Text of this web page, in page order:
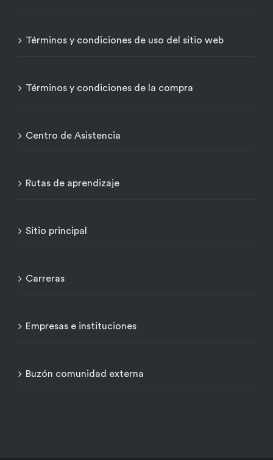
Términos y condiciones de uso del sitio web
Términos y condiciones de la compra
Centro de Asistencia
Rutas de aprendizaje
Sitio principal
Carreras
Empresas e instituciones
Buzón comunidad externa